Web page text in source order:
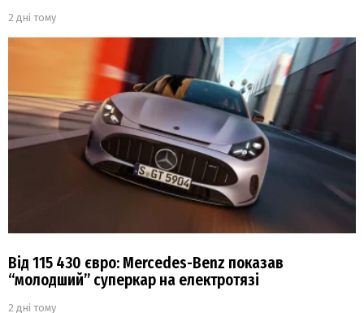
2 дні тому
Від 115 430 євро: Mercedes-Benz показав
“молодший” суперкар на електротязі
2 дні тому